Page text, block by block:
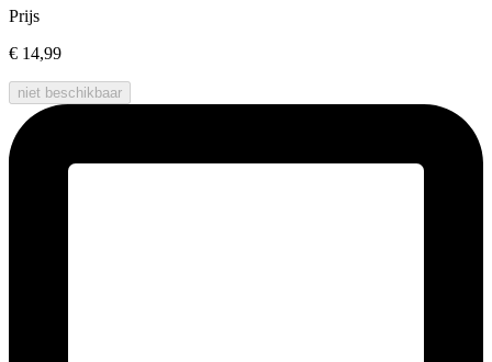
Prijs
€ 14,99
niet beschikbaar